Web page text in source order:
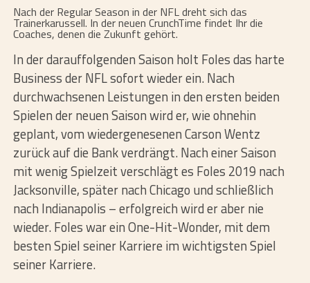
Nach der Regular Season in der NFL dreht sich das
Trainerkarussell. In der neuen CrunchTime findet Ihr die
Coaches, denen die Zukunft gehört.
In der darauffolgenden Saison holt Foles das harte
Business der NFL sofort wieder ein. Nach
durchwachsenen Leistungen in den ersten beiden
Spielen der neuen Saison wird er, wie ohnehin
geplant, vom wiedergenesenen Carson Wentz
zurück auf die Bank verdrängt. Nach einer Saison
mit wenig Spielzeit verschlägt es Foles 2019 nach
Jacksonville, später nach Chicago und schließlich
nach Indianapolis – erfolgreich wird er aber nie
wieder. Foles war ein One-Hit-Wonder, mit dem
besten Spiel seiner Karriere im wichtigsten Spiel
seiner Karriere.